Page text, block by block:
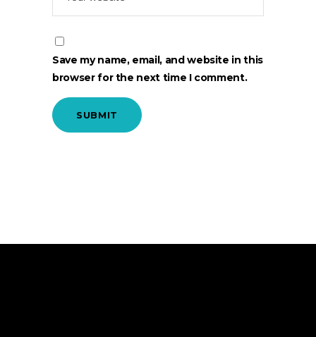
Save my name, email, and website in this
browser for the next time I comment.